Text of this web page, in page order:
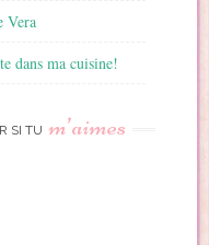
Vera
dans ma cuisine!
SI TU m’aimes